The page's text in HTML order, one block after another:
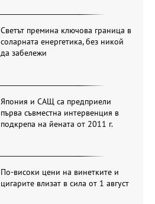
Светът премина ключова граница в
соларната енергетика, без никой
да забележи
Япония и САЩ са предприели
първа съвместна интервенция в
подкрепа на йената от 2011 г.
По-високи цени на винетките и
цигарите влизат в сила от 1 август